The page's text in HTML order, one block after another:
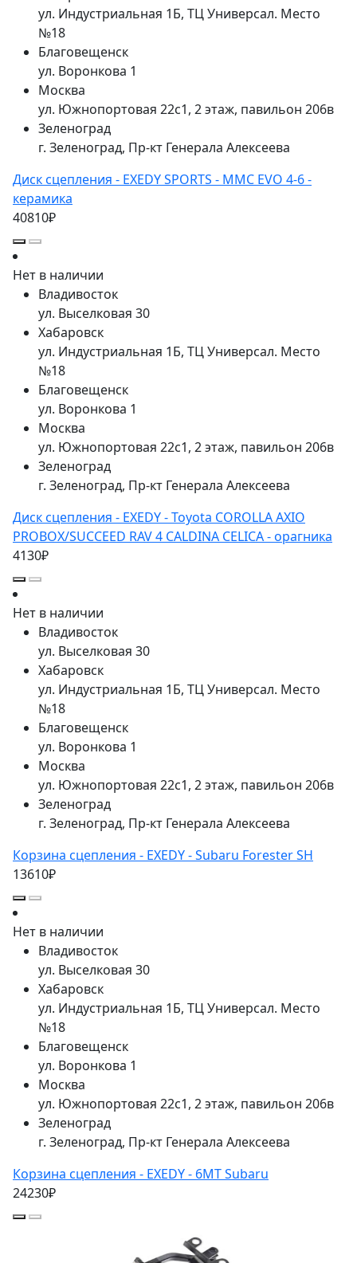
ул. Индустриальная 1Б, ТЦ Универсал. Место
№18
Благовещенск
ул. Воронкова 1
Москва
ул. Южнопортовая 22с1, 2 этаж, павильон 206в
Зеленоград
г. Зеленоград, Пр-кт Генерала Алексеева
Диск сцепления - EXEDY SPORTS - MMC EVO 4-6 -
керамика
40810₽
Нет в наличии
Владивосток
ул. Выселковая 30
Хабаровск
ул. Индустриальная 1Б, ТЦ Универсал. Место
№18
Благовещенск
ул. Воронкова 1
Москва
ул. Южнопортовая 22с1, 2 этаж, павильон 206в
Зеленоград
г. Зеленоград, Пр-кт Генерала Алексеева
Диск сцепления - EXEDY - Toyota COROLLA AXIO
PROBOX/SUCCEED RAV 4 CALDINA CELICA - орагника
4130₽
Нет в наличии
Владивосток
ул. Выселковая 30
Хабаровск
ул. Индустриальная 1Б, ТЦ Универсал. Место
№18
Благовещенск
ул. Воронкова 1
Москва
ул. Южнопортовая 22с1, 2 этаж, павильон 206в
Зеленоград
г. Зеленоград, Пр-кт Генерала Алексеева
Корзина сцепления - EXEDY - Subaru Forester SH
13610₽
Нет в наличии
Владивосток
ул. Выселковая 30
Хабаровск
ул. Индустриальная 1Б, ТЦ Универсал. Место
№18
Благовещенск
ул. Воронкова 1
Москва
ул. Южнопортовая 22с1, 2 этаж, павильон 206в
Зеленоград
г. Зеленоград, Пр-кт Генерала Алексеева
Корзина сцепления - EXEDY - 6MT Subaru
24230₽